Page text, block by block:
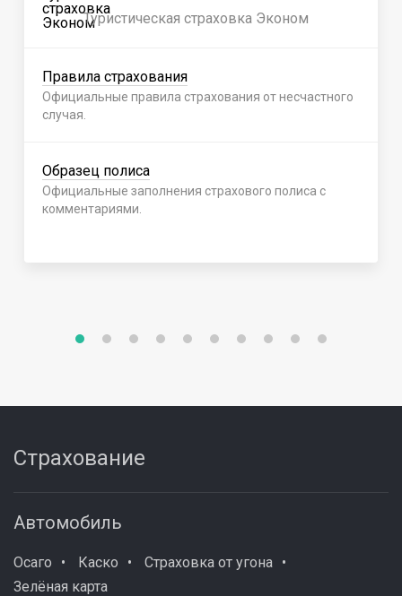
Туристическая страховка Эконом
Правила страхования
Официальные правила страхования от несчастного
случая.
Образец полиса
Официальные заполнения страхового полиса с
комментариями.
Страхование
Автомобиль
Осаго Каско
Страховка от угона
Зелёная карта